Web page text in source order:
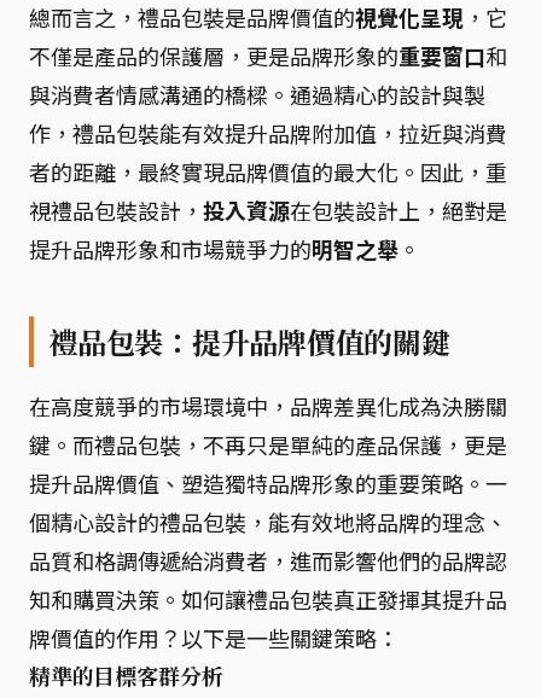
總而言之，禮品包裝是品牌價值的視覺化呈現 ，它
不僅是產品的保護層，更是品牌形象的重要窗口和
與消費者情感溝通的橋樑。通過精心的設計與製
作，禮品包裝能有效提升品牌附加值，拉近與消費
者的距離，最終實現品牌價值的最大化。因此，重
視禮品包裝設計， 投入資源在包裝設計上，絕對是
提升品牌形象和市場競爭力的明智之舉 。
禮品包裝：提升品牌價值的關鍵
在高度競爭的市場環境中，品牌差異化成為決勝關
鍵。而禮品包裝，不再只是單純的產品保護，更是
提升品牌價值、塑造獨特品牌形象的重要策略。一
個精心設計的禮品包裝，能有效地將品牌的理念、
品質和格調傳遞給消費者，進而影響他們的品牌認
知和購買決策。如何讓禮品包裝真正發揮其提升品
牌價值的作用？以下是一些關鍵策略：
精準的目標客群分析